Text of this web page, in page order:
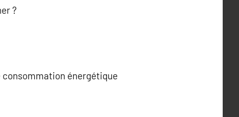
?
consommation énergétique